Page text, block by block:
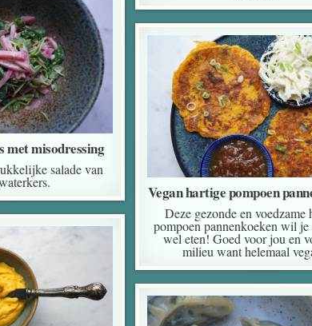
met misodressing
salade van
Vegan hartige pompoen
Deze gezonde en voedzame
pompoen pannenkoeken wil je
wel eten! Goed voor jou en
milieu want helemaal